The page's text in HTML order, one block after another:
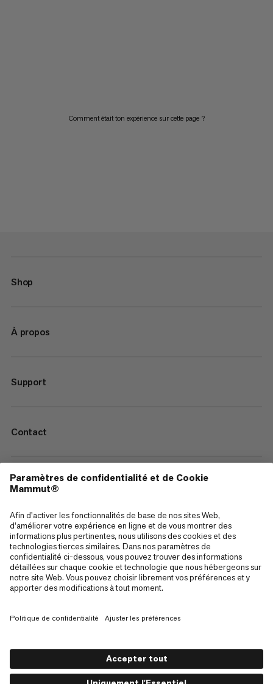
Comment était ton expérience sur cette page ?
Shop
À propos
Support
Contact
—
Sitemap
Cookies
Mentions Légales
Politique de confidentialité des données
Conditions d'utilisation